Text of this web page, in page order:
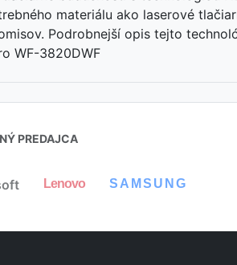
materiálu ako laserové
Podrobnejší opis tejto
WF-3820DWF
PREDAJCA
Lenovo SAMSUNG